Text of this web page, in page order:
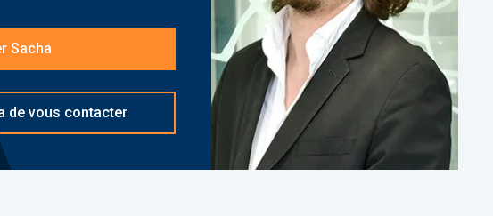
de réalisation.
agent basé à NEUILLY SUR SEINE - 01 84 78 46 50 - Plus
réf. 27783 Bien soumis au statut juridique de la
en cours. Honoraires à la charge du vendeur
Sacha
de vous contacter